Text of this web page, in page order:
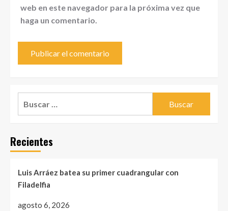
web en este navegador para la próxima vez que
haga un comentario.
Recientes
Luis Arráez batea su primer cuadrangular con
Filadelfia
agosto 6, 2026